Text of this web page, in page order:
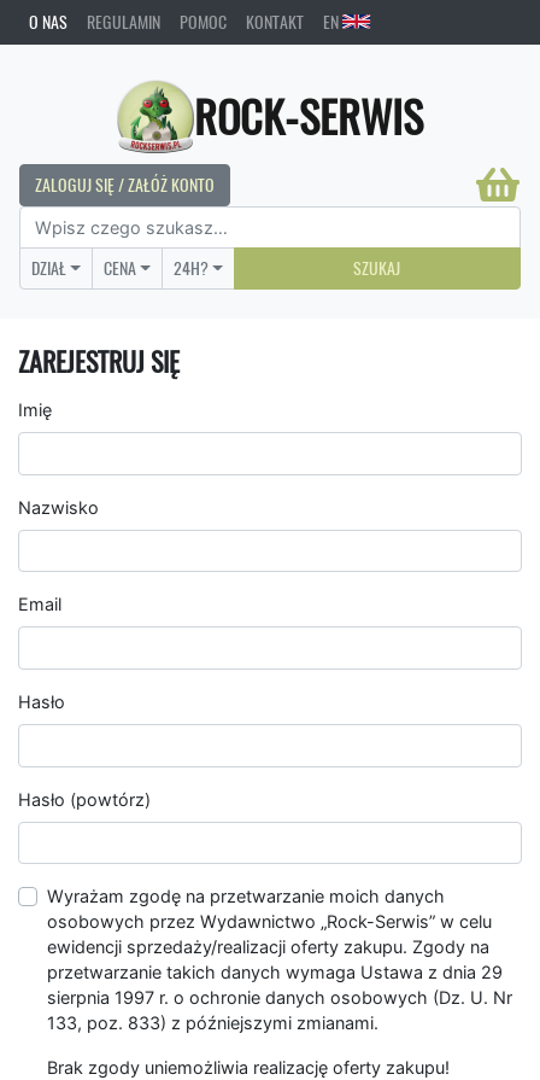
O NAS REGULAMIN POMOC KONTAKT EN
ROCK-SERWIS
ZALOGUJ SIĘ / ZAŁÓŻ KONTO
DZIAŁ CENA 24H? SZUKAJ
ZAREJESTRUJ SIĘ
Imię
Nazwisko
Email
Hasło
Hasło (powtórz)
Wyrażam zgodę na przetwarzanie moich danych
osobowych przez Wydawnictwo „Rock-Serwis” w celu
ewidencji sprzedaży/realizacji oferty zakupu. Zgody na
przetwarzanie takich danych wymaga Ustawa z dnia 29
sierpnia 1997 r. o ochronie danych osobowych (Dz. U. Nr
133, poz. 833) z późniejszymi zmianami.
Brak zgody uniemożliwia realizację oferty zakupu!